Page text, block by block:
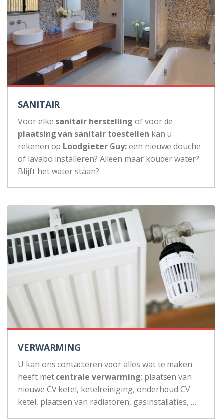
SANITAIR
Voor elke sanitair herstelling of voor de
plaatsing van sanitair toestellen kan u
rekenen op Loodgieter Guy:een nieuwe douche
of lavabo installeren? Alleen maar kouder water?
Blijft het water staan?
VERWARMING
U kan ons contacteren voor alles wat te maken
heeft met centrale verwarming: plaatsen van
nieuwe CV ketel, ketelreiniging, onderhoud CV
ketel, plaatsen van radiatoren, gasinstallaties, …